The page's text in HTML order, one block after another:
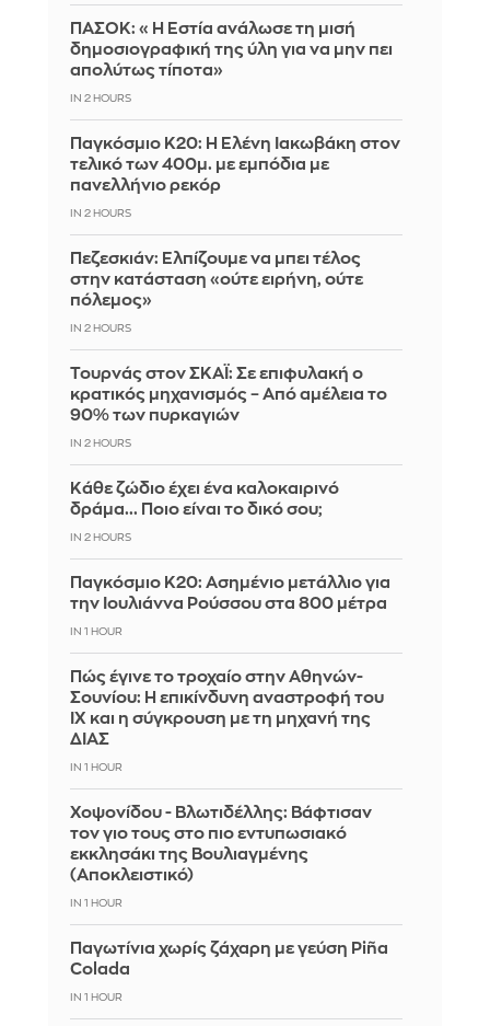
ΠΑΣΟΚ: «Η Εστία ανάλωσε τη μισή
δημοσιογραφική της ύλη για να μην πει
απολύτως τίποτα»
IN 2 HOURS
Παγκόσμιο Κ20: Η Ελένη Ιακωβάκη στον
τελικό των 400μ. με εμπόδια με
πανελλήνιο ρεκόρ
IN 2 HOURS
Πεζεσκιάν: Ελπίζουμε να μπει τέλος
στην κατάσταση «ούτε ειρήνη, ούτε
πόλεμος»
IN 2 HOURS
Τουρνάς στον ΣΚΑΪ: Σε επιφυλακή ο
κρατικός μηχανισμός – Από αμέλεια το
90% των πυρκαγιών
IN 2 HOURS
Κάθε ζώδιο έχει ένα καλοκαιρινό
δράμα... Ποιο είναι το δικό σου;
IN 2 HOURS
Παγκόσμιο Κ20: Ασημένιο μετάλλιο για
την Ιουλιάννα Ρούσσου στα 800 μέτρα
IN 1 HOUR
Πώς έγινε το τροχαίο στην Αθηνών-
Σουνίου: Η επικίνδυνη αναστροφή του
ΙΧ και η σύγκρουση με τη μηχανή της
ΔΙΑΣ
IN 1 HOUR
Χοψονίδου - Βλωτιδέλλης: Βάφτισαν
τον γιο τους στο πιο εντυπωσιακό
εκκλησάκι της Βουλιαγμένης
(Αποκλειστικό)
IN 1 HOUR
Παγωτίνια χωρίς ζάχαρη με γεύση Piña
Colada
IN 1 HOUR